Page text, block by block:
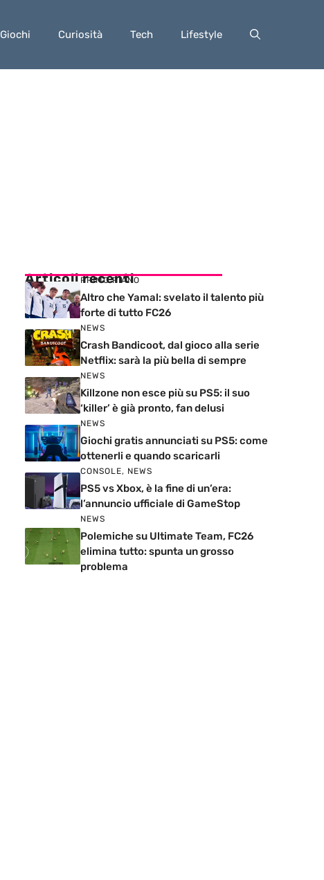
Curiosità Tech Lifestyle
Articoli recenti
PRIMO PIANO
Altro che Yamal: svelato il talento più
forte di tutto FC26
NEWS
Crash Bandicoot, dal gioco alla serie
Netflix: sarà la più bella di sempre
NEWS
Killzone non esce più su PS5: il suo
‘killer’ è già pronto, fan delusi
NEWS
Giochi gratis annunciati su PS5: come
ottenerli e quando scaricarli
CONSOLE, NEWS
PS5 vs Xbox, è la fine di un’era:
l’annuncio ufficiale di GameStop
NEWS
Polemiche su Ultimate Team, FC26
elimina tutto: spunta un grosso
problema